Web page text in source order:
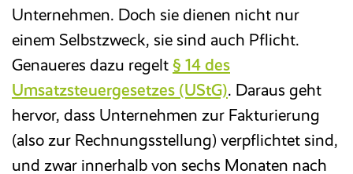
Unternehmen. Doch sie dienen nicht nur
einem Selbstzweck, sie sind auch Pflicht.
Genaueres dazu regelt § 14 des
Umsatzsteuergesetzes (UStG). Daraus geht
hervor, dass Unternehmen zur Fakturierung
(also zur Rechnungsstellung) verpflichtet sind,
und zwar innerhalb von sechs Monaten nach